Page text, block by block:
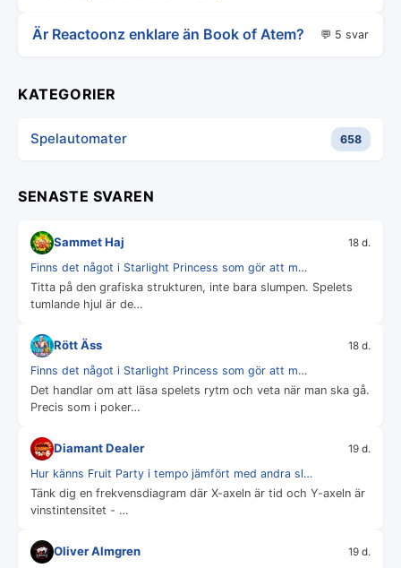
Är Reactoonz enklare än Book of Atem? 💬 5 svar
KATEGORIER
Spelautomater 658
SENASTE SVAREN
Sammet Haj 18 d.
Finns det något i Starlight Princess som gör att m…
Titta på den grafiska strukturen, inte bara slumpen. Spelets
tumlande hjul är de…
Rött Äss 18 d.
Finns det något i Starlight Princess som gör att m…
Det handlar om att läsa spelets rytm och veta när man ska gå.
Precis som i poker…
Diamant Dealer 19 d.
Hur känns Fruit Party i tempo jämfört med andra sl…
Tänk dig en frekvensdiagram där X-axeln är tid och Y-axeln är
vinstintensitet - …
Oliver Almgren 19 d.